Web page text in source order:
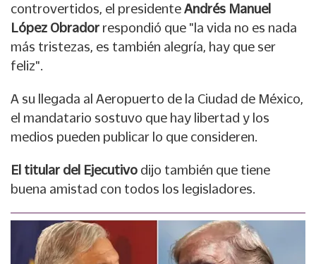
controvertidos, el presidente Andrés Manuel
López Obrador respondió que "la vida no es nada
más tristezas, es también alegría, hay que ser
feliz".
A su llegada al Aeropuerto de la Ciudad de México,
el mandatario sostuvo que hay libertad y los
medios pueden publicar lo que consideren.
El titular del Ejecutivo dijo también que tiene
buena amistad con todos los legisladores.